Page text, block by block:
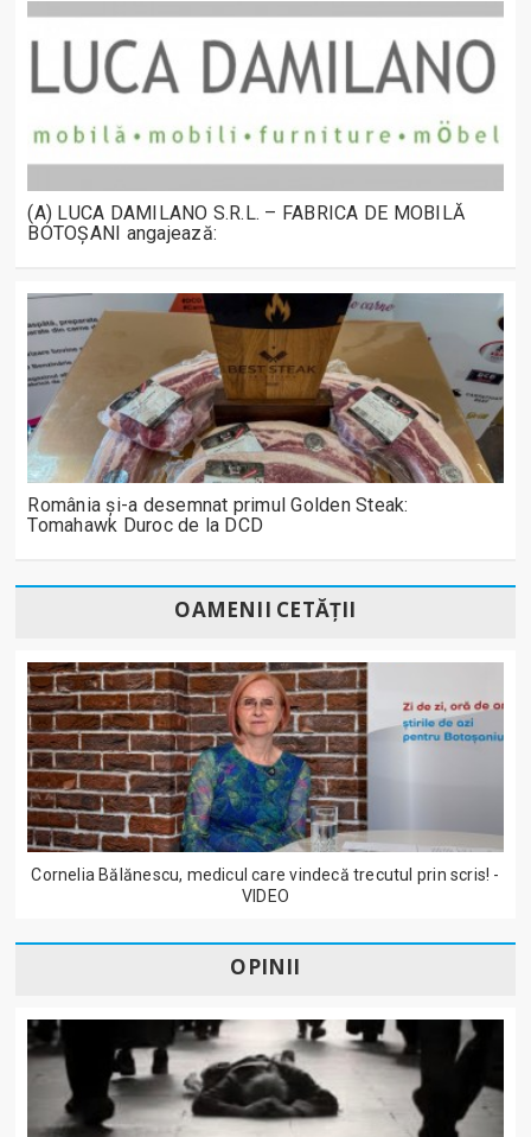
(A) LUCA DAMILANO S.R.L. – FABRICA DE MOBILĂ
BOTOȘANI angajează:
România și-a desemnat primul Golden Steak:
Tomahawk Duroc de la DCD
OAMENII CETĂȚII
Cornelia Bălănescu, medicul care vindecă trecutul prin scris! -
VIDEO
OPINII